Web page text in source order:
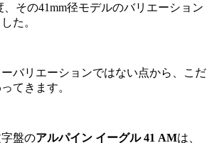
、その41mm径モデルのバリエーション
た。
バリエーションではない点から、こだ
てきます。
盤のアルパイン イーグル 41 AMは、